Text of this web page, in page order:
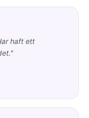
haft ett